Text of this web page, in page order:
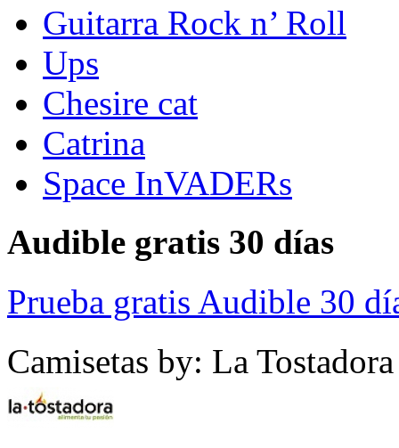
Guitarra Rock n’ Roll
Ups
Chesire cat
Catrina
Space InVADERs
Audible gratis 30 días
Prueba gratis Audible 30
Camisetas by: La Tostadora